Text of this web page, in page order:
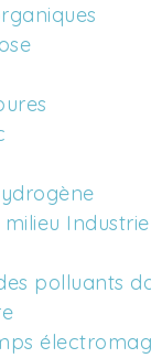
milieu
polluants